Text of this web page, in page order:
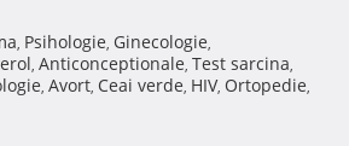
, Psihologie, Ginecologie,
, Anticonceptionale, Test sarcina,
, Avort, Ceai verde, HIV, Ortopedie,